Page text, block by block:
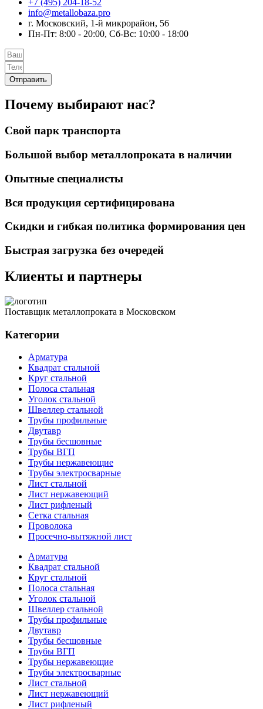
info@metallobaza.pro
г. Московский, 1-й микрорайон, 56
Пн-Пт: 8:00 - 20:00, Сб-Вс: 10:00 - 18:00
Отправить
Почему выбирают нас?
Свой парк транспорта
Большой выбор металлопроката в наличии
Опытные специалисты
Вся продукция сертифицирована
Скидки и гибкая политика формирования цен
Быстрая загрузка без очередей
Клиенты и партнеры
Поставщик металлопроката в Московском
Категории
Арматура
Квадрат стальной
Круг стальной
Полоса стальная
Уголок стальной
Швеллер стальной
Трубы профильные
Двутавр
Трубы бесшовные
Трубы ВГП
Трубы нержавеющие
Трубы электросварные
Лист стальной
Лист нержавеющий
Лист рифленый
Сетка стальная
Проволока
Просечно-вытяжной лист
Арматура
Квадрат стальной
Круг стальной
Полоса стальная
Уголок стальной
Швеллер стальной
Трубы профильные
Двутавр
Трубы бесшовные
Трубы ВГП
Трубы нержавеющие
Трубы электросварные
Лист стальной
Лист нержавеющий
Лист рифленый